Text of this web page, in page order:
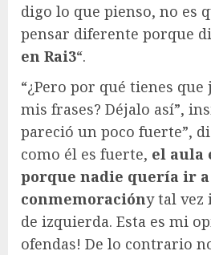
digo lo que pienso, no es
pensar diferente porque
en Rai3“.
“¿Pero por qué tienes
mis frases? Déjalo así”,
pareció un poco fuerte”,
como él es fuerte, el aula
porque nadie quería ir a
conmemoracióny tal vez
de izquierda. Esta es mi
ofendas! De lo contrario